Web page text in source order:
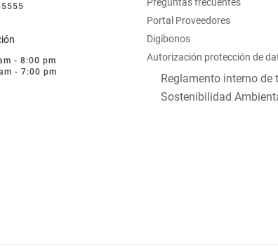
5555
- 8:00 pm
- 7:00 pm
Portal Proveedores
Digibonos
Autorización protección de
Reglamento interno de
Sostenibilidad